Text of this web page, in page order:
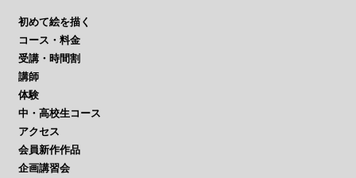
初めて絵を描く
コース・料金
受講・時間割
講師
体験
中・高校生コース
アクセス
会員新作作品
企画講習会